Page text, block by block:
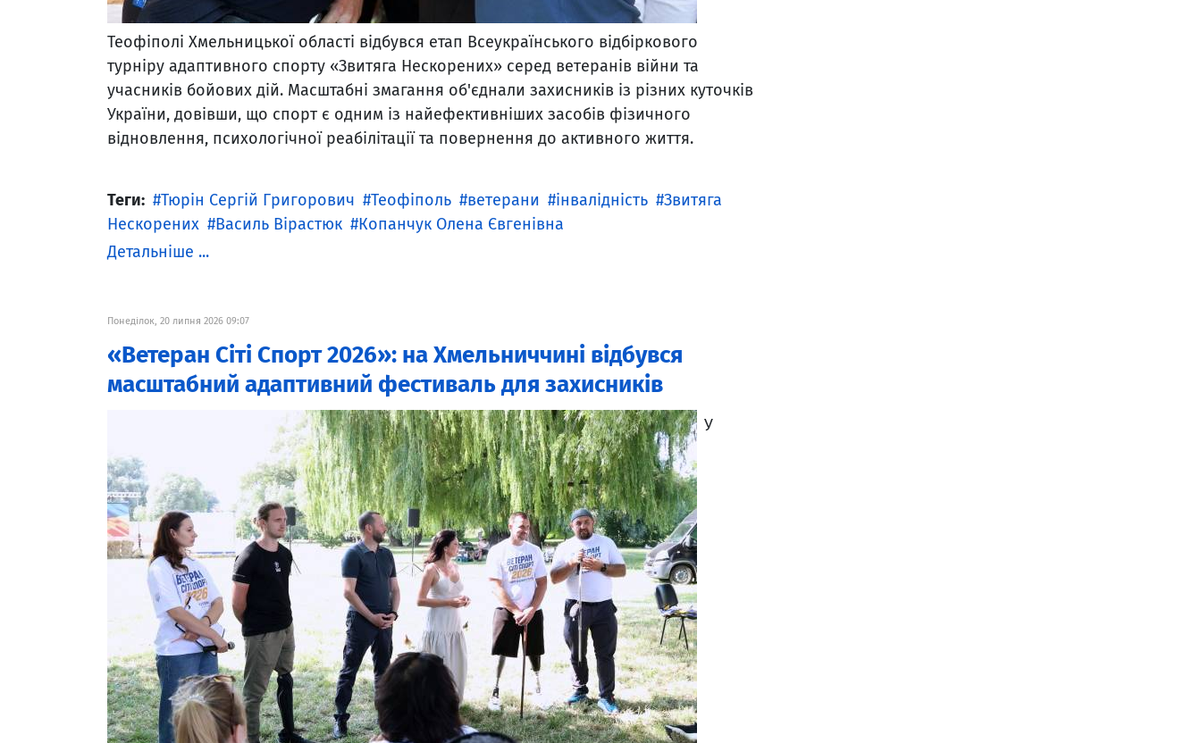
Теофіполі Хмельницької області відбувся етап Всеукраїнського відбіркового
турніру адаптивного спорту «Звитяга Нескорених» серед ветеранів війни та
учасників бойових дій. Масштабні змагання об'єднали захисників із різних куточків
України, довівши, що спорт є одним із найефективніших засобів фізичного
відновлення, психологічної реабілітації та повернення до активного життя.
Теги: Тюрін Сергій Григорович Теофіполь ветерани інвалідність
Звитяга
Нескорених
Василь Вірастюк
Копанчук Олена Євгенівна
Детальніше ...
Понеділок, 20 липня 2026 09:07
«Ветеран Сіті Спорт 2026»: на Хмельниччині відбувся
масштабний адаптивний фестиваль для захисників
У